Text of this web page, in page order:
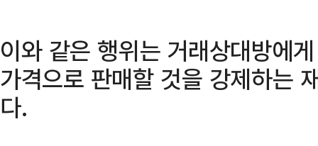
이와 같은 행위는 거래상대방에
가격으로 판매할 것을 강제하는
다.